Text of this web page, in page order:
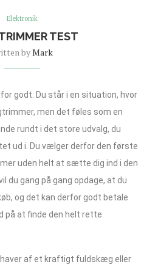
Elektronik
TEST
byMark
godt. Du står i en situation, hvor
men det føles som en
rundt i det store udvalg, du
ud i. Du vælger derfor den første
uden helt at sætte dig ind i den
du gang på gang opdage, at du
og det kan derfor godt betale
på at finde den helt rette
af et kraftigt fuldskæg eller